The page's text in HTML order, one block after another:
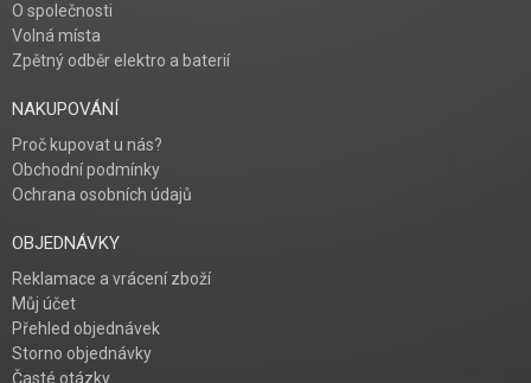
O společnosti
Volná místa
Zpětný odběr elektro a baterií
NAKUPOVÁNÍ
Proč kupovat u nás?
Obchodní podmínky
Ochrana osobních údajů
OBJEDNÁVKY
Reklamace a vrácení zboží
Můj účet
Přehled objednávek
Storno objednávky
Časté otázky